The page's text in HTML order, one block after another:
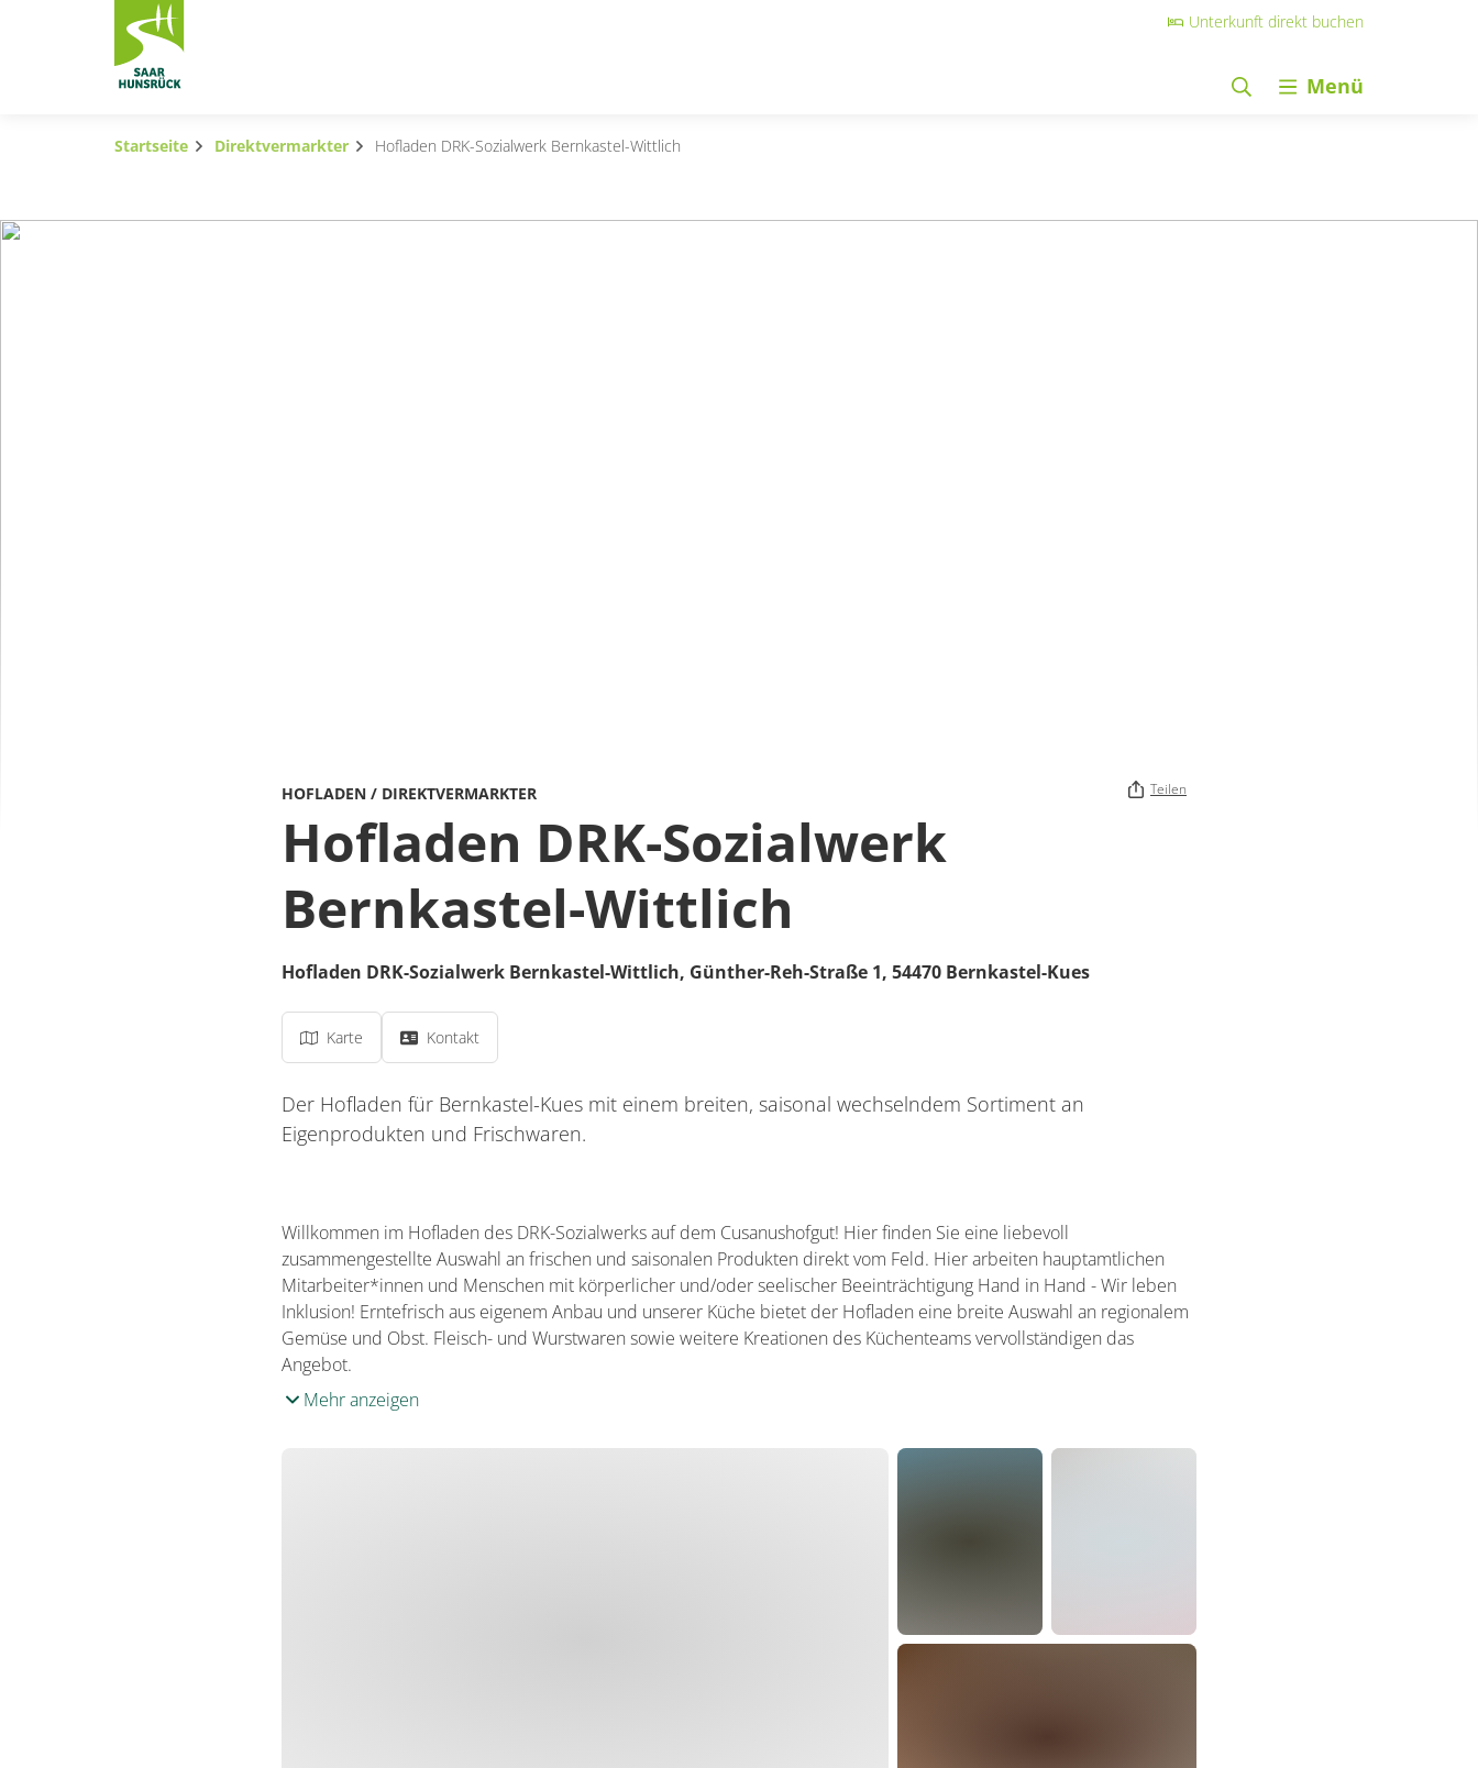
Zum Hauptinhalt springen
Unterkunft direkt buchen
Menü
Subnavigation umschalten
Startseite Direktvermarkter Hofladen DRK-Sozialwerk Bernkastel-Wittlich
HOFLADEN / DIREKTVERMARKTER Teilen
Hofladen DRK-Sozialwerk
Bernkastel-Wittlich
Hofladen DRK-Sozialwerk Bernkastel-Wittlich, Günther-Reh-Straße 1, 54470 Bernkastel-Kues
Karte Kontakt
Der Hofladen für Bernkastel-Kues mit einem breiten, saisonal wechselndem Sortiment an
Eigenprodukten und Frischwaren.
Willkommen im Hofladen des DRK-Sozialwerks auf dem Cusanushofgut! Hier finden Sie eine liebevoll
zusammengestellte Auswahl an frischen und saisonalen Produkten direkt vom Feld. Hier arbeiten hauptamtlichen
Mitarbeiter*innen und Menschen mit körperlicher und/oder seelischer Beeinträchtigung Hand in Hand - Wir leben
Inklusion! Erntefrisch aus eigenem Anbau und unserer Küche bietet der Hofladen eine breite Auswahl an regionalem
Gemüse und Obst. Fleisch- und Wurstwaren sowie weitere Kreationen des Küchenteams vervollständigen das
Angebot.
Mehr anzeigen